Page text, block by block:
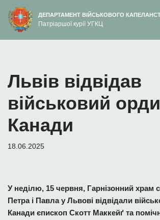
вмісту
Перейти
до
ДЕПАРТАМЕНТ ВІЙСЬКОВОГО
Патріаршої курії УГКЦ
Львів відвідав
військовий
Канади
18.06.2025
У неділю, 15 червня, Гарнізонний храм
Петра і Павла у Львові відвідали
Канади єпископ Скотт Маккейґ та